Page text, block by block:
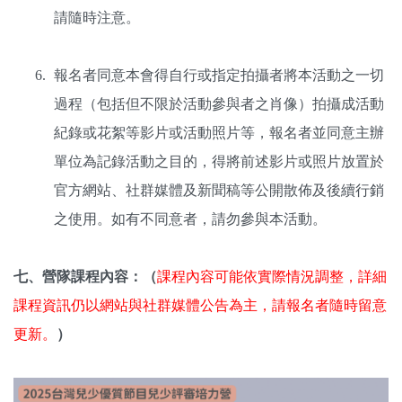
請隨時注意。
報名者同意本會得自行或指定拍攝者將本活動之一切
過程（包括但不限於活動參與者之肖像）拍攝成活動
紀錄或花絮等影片或活動照片等，報名者並同意主辦
單位為記錄活動之目的，得將前述影片或照片放置於
官方網站、社群媒體及新聞稿等公開散佈及後續行銷
之使用。如有不同意者，請勿參與本活動。
七、營隊課程內容： （課程內容可能依實際情況調整，詳細
課程資訊仍以網站與社群媒體公告為主，請報名者隨時留意
更新。
）